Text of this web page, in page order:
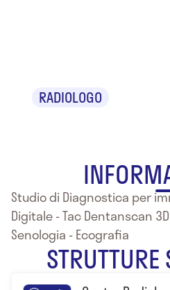
RADIOLOGO
Studio di Diagnostica per
Digitale - Tac Dentanscan
Senologia - Ecografia
STRUTTURE